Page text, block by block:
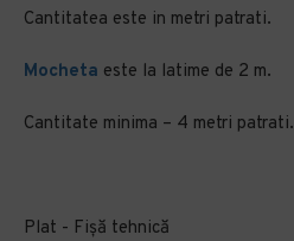
Cantitatea este in metri patrati.
Mocheta este la latime de 2 m.
Cantitate minima – 4 metri patrati.
Plat - Fișă tehnică